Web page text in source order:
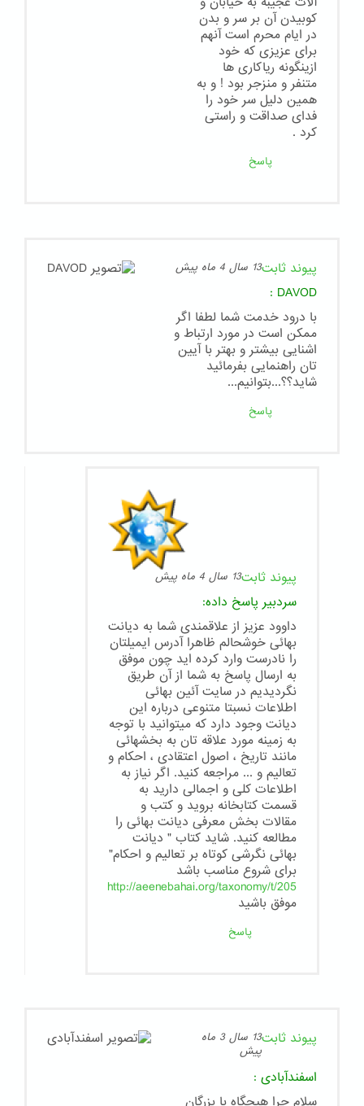
کوبیدن آن بر سر و بدن
در ایام محرم است آنهم
برای عزیزی که خود
ازینگونه ریاکاری ها
متنفر و منزجر بود ! و به
همین دلیل سر خود را
فدای صداقت و راستی
کرد .
پاسخ
پیوند ثابت13 سال 4 ماه پیش
DAVOD
:
با درود خدمت شما لطفا اگر
ممکن است در مورد ارتباط و
اشنایی بیشتر و بهتر با آیین
تان راهنمایی بفرمائید
شاید؟؟...بتوانیم...
پاسخ
پیوند ثابت13 سال 4 ماه پیش
سردبیر پاسخ داده:
داوود عزیز از علاقمندی شما به دیانت
بهائی خوشحالم ظاهرا آدرس ایمیلتان
را نادرست وارد کرده اید چون موفق
به ارسال پاسخ به شما از آن طریق
نگردیدیم در سایت آئین بهائی
اطلاعات نسبتا متنوعی درباره این
دیانت وجود دارد که میتوانید با توجه
به زمینه مورد علاقه تان به بخشهائی
مانند تاریخ ، اصول اعتقادی ، احکام و
تعالیم و ... مراجعه کنید. اگر نیاز به
اطلاعات کلی و اجمالی دارید به
قسمت کتابخانه بروید و کتب و
مقالات بخش معرفی دیانت بهائی را
مطالعه کنید. شاید کتاب " دیانت
بهائی نگرشی کوتاه بر تعالیم و احکام"
برای شروع مناسب باشد
http://aeenebahai.org/taxonomy/t/205
موفق باشید
پاسخ
پیوند ثابت
13 سال 3 ماه
پیش
اسفندآبادی :
سلام چرا هیچگاه با بزرگان